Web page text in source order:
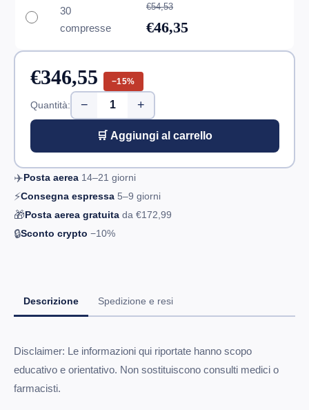
30
compresse
€54,53
€46,35
€346,55 −15%
Quantità: − +
🛒 Aggiungi al carrello
✈️Posta aerea 14–21 giorni
⚡Consegna espressa 5–9 giorni
🎁Posta aerea gratuita da €172,99
🔒Sconto crypto −10%
Descrizione Spedizione e resi
Disclaimer: Le informazioni qui riportate hanno scopo
educativo e orientativo. Non sostituiscono consulti medici o
farmacisti.